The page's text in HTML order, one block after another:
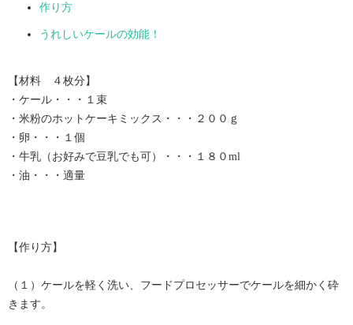
作り方
うれしいケールの効能！
【材料 ４枚分】
・ケール・・・１束
・米粉のホットケーキミックス・・・２００ｇ
・卵・・・１個
・牛乳（お好みで豆乳でも可）・・・１８０ml
・油・・・適量
【作り方】
（１）ケールを軽く洗い、フードプロセッサーでケールを細かく砕
きます。